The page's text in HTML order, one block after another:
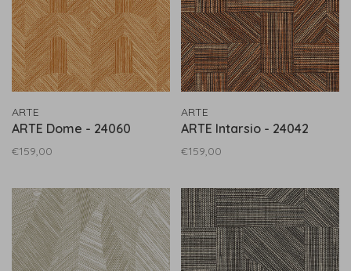
ARTE
ARTE Dome - 24060
€159,00
ARTE
ARTE Intarsio - 24042
€159,00